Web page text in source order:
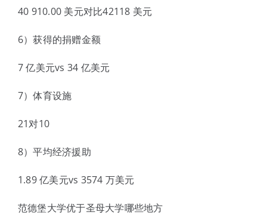
40 910.00 美元对比42118 美元
6）获得的捐赠金额
7 亿美元vs 34 亿美元
7）体育设施
21对10
8）平均经济援助
1.89 亿美元vs 3574 万美元
范德堡大学优于圣母大学哪些地方